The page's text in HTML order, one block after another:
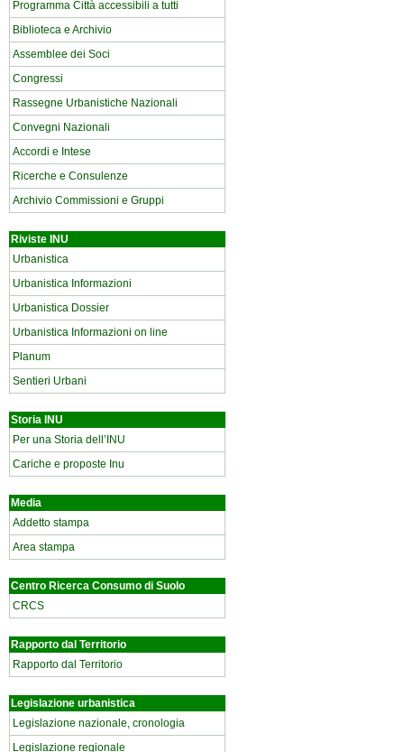
Programma Città accessibili a tutti
Biblioteca e Archivio
Assemblee dei Soci
Congressi
Rassegne Urbanistiche Nazionali
Convegni Nazionali
Accordi e Intese
Ricerche e Consulenze
Archivio Commissioni e Gruppi
Riviste INU
Urbanistica
Urbanistica Informazioni
Urbanistica Dossier
Urbanistica Informazioni on line
Planum
Sentieri Urbani
Storia INU
Per una Storia dell’INU
Cariche e proposte Inu
Media
Addetto stampa
Area stampa
Centro Ricerca Consumo di Suolo
CRCS
Rapporto dal Territorio
Rapporto dal Territorio
Legislazione urbanistica
Legislazione nazionale, cronologia
Legislazione regionale